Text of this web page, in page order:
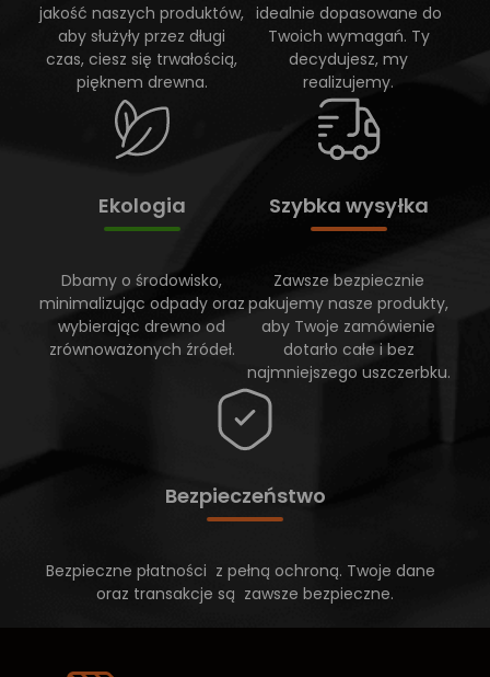
jakość naszych produktów,
aby służyły przez długi
czas, ciesz się trwałością,
pięknem drewna.
idealnie dopasowane do
Twoich wymagań. Ty
decydujesz, my
realizujemy.
Ekologia
Dbamy o środowisko,
minimalizując odpady oraz
wybierając drewno od
zrównoważonych źródeł.
Szybka wysyłka
Zawsze bezpiecznie
pakujemy nasze produkty,
aby Twoje zamówienie
dotarło całe i bez
najmniejszego uszczerbku.
Bezpieczeństwo
Bezpieczne płatności z pełną ochroną. Twoje dane
oraz transakcje są zawsze bezpieczne.